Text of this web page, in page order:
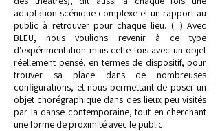
adaptation scénique complexe et un rapport au
public à retrouver pour chaque lieu. (...) Avec
BLEU, nous voulions revenir à ce type
d'expérimentation mais cette fois avec un objet
réellement pensé, en termes de dispositif, pour
trouver sa place dans de nombreuses
configurations, et nous permettant de poser un
objet chorégraphique dans des lieux peu visités
par la danse contemporaine, tout en cherchant
une forme de proximité avec le public.